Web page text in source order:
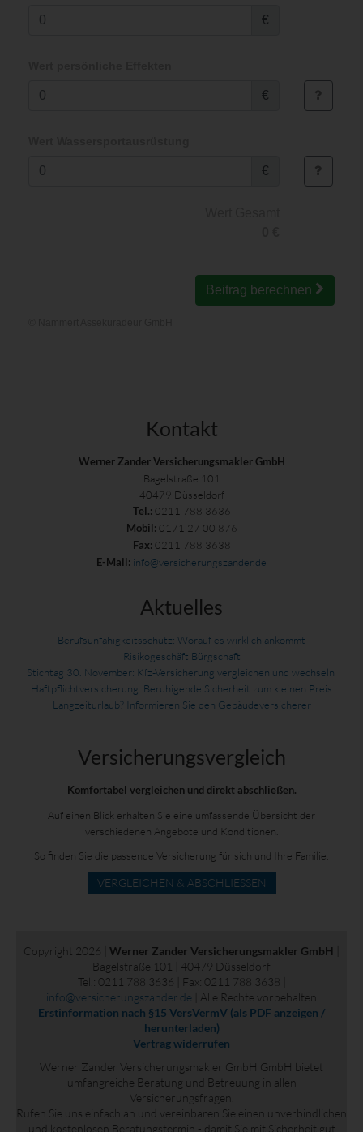
€
€
€
Beitrag berechnen
Kontakt
Werner Zander Versicherungsmakler GmbH
Bagelstraße 101
40479 Düsseldorf
Tel.: 0211 788 3636
Mobil: 0171 27 00 876
Fax: 0211 788 3638
E-Mail: info@versicherungszander.de
Aktuelles
Berufsunfähigkeitsschutz: Worauf es wirklich ankommt
Risikogeschäft Bürgschaft
Stichtag 30. November: Kfz-Versicherung vergleichen und wechseln
Haftpflichtversicherung: Beruhigende Sicherheit zum kleinen Preis
Langzeiturlaub? Informieren Sie den Gebäudeversicherer
Versicherungs­vergleich
Komfortabel vergleichen und direkt abschließen.
Auf einen Blick erhalten Sie eine umfassende Übersicht der
verschiedenen Angebote und Konditionen.
So finden Sie die passende Versicherung für sich und Ihre Familie.
VERGLEICHEN & ABSCHLIESSEN
Copyright 2026 | Werner Zander Versicherungsmakler GmbH
Bagelstraße 101 | 40479 Düsseldorf
Tel.: 0211 788 3636 | Fax: 0211 788 3638 |
info@versicherungszander.de | Alle Rechte vorbehalten
Erstinformation nach §15 VersVermV (als PDF anzeigen /
herunterladen)
Vertrag widerrufen
Werner Zander Versicherungsmakler GmbH GmbH bietet
umfangreiche Beratung und Betreuung in allen
Versicherungsfragen.
Rufen Sie uns einfach an und vereinbaren Sie einen unverbindlichen
und kostenlosen Beratungstermin - damit Sie mit Sicherheit gut